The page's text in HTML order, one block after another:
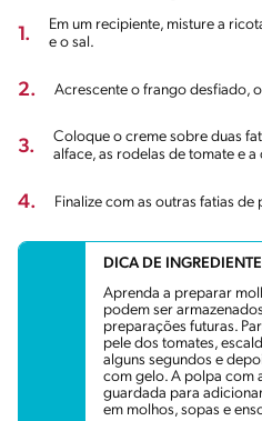
1.
Em um recipiente, misture a
e o sal.
2. Acrescente o frango desfiado,
3.
Coloque o creme sobre duas
alface, as rodelas de tomate e
4. Finalize com as outras fatias
DICA DE INGREDIENTE
Aprenda a preparar
podem ser
preparações futuras.
pele dos tomates,
alguns segundos e
com gelo. A polpa com
guardada para
em molhos, sopas e